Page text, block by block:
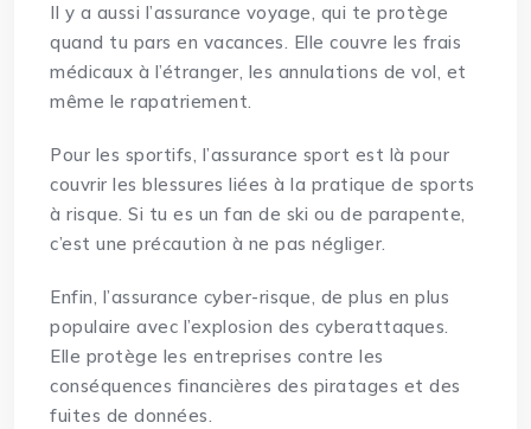
Il y a aussi l’assurance voyage, qui te protège
quand tu pars en vacances. Elle couvre les frais
médicaux à l’étranger, les annulations de vol, et
même le rapatriement.
Pour les sportifs, l’assurance sport est là pour
couvrir les blessures liées à la pratique de sports
à risque. Si tu es un fan de ski ou de parapente,
c’est une précaution à ne pas négliger.
Enfin, l’assurance cyber-risque, de plus en plus
populaire avec l’explosion des cyberattaques.
Elle protège les entreprises contre les
conséquences financières des piratages et des
fuites de données.